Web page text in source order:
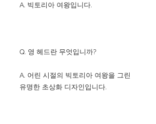
A. 빅토리아 여왕입니다.
Q. 영 헤드란 무엇입니까?
A. 어린 시절의 빅토리아 여왕을 그린
유명한 초상화 디자인입니다.